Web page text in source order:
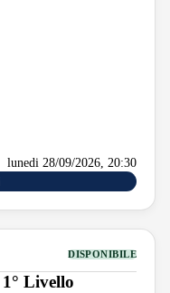
lunedi 28/09/2026, 20:30
DISPONIBILE
Livello